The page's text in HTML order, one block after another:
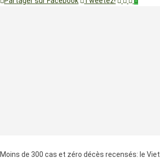
Moins de 300 cas et zéro décès recensés: le